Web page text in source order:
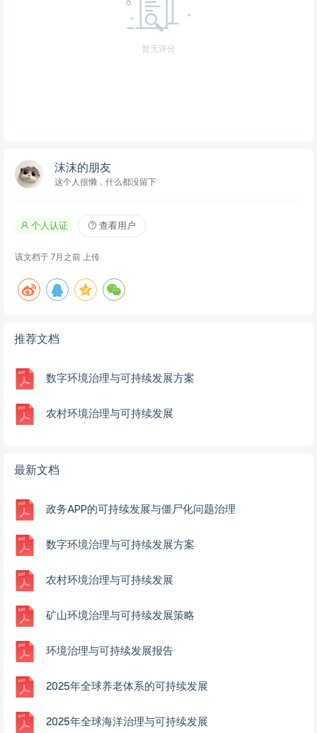
暂无评分
沫沫的朋友
这个人很懒，什么都没留下
个人认证 查看用户
该文档于 7月之前 上传
推荐文档
数字环境治理与可持续发展方案
农村环境治理与可持续发展
最新文档
政务APP的可持续发展与僵尸化问题治理
数字环境治理与可持续发展方案
农村环境治理与可持续发展
矿山环境治理与可持续发展策略
环境治理与可持续发展报告
2025年全球养老体系的可持续发展
2025年全球海洋治理与可持续发展